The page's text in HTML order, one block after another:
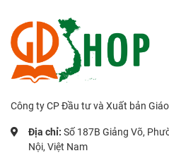
Công ty CP Đầu tư và Xuất bản
Địa chỉ: Số 187B Giảng Võ,
Nội, Việt Nam